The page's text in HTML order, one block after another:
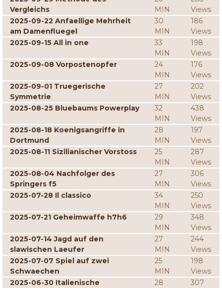
Vergleichs
MIN
Views
2025-09-22 Anfaellige Mehrheit
am Damenfluegel
30
MIN
186
Views
2025-09-15 All in one
33
MIN
198
Views
2025-09-08 Vorpostenopfer
24
MIN
176
Views
2025-09-01 Truegerische
Symmetrie
27
MIN
202
Views
2025-08-25 Bluebaums Powerplay
32
MIN
438
Views
2025-08-18 Koenigsangriffe in
Dortmund
28
MIN
197
Views
2025-08-11 Sizilianischer Vorstoss
25
MIN
287
Views
2025-08-04 Nachfolger des
Springers f5
27
MIN
306
Views
2025-07-28 Il classico
34
MIN
250
Views
2025-07-21 Geheimwaffe h7h6
29
MIN
348
Views
2025-07-14 Jagd auf den
slawischen Laeufer
27
MIN
244
Views
2025-07-07 Spiel auf zwei
Schwaechen
25
MIN
198
Views
2025-06-30 Italienische
28
307